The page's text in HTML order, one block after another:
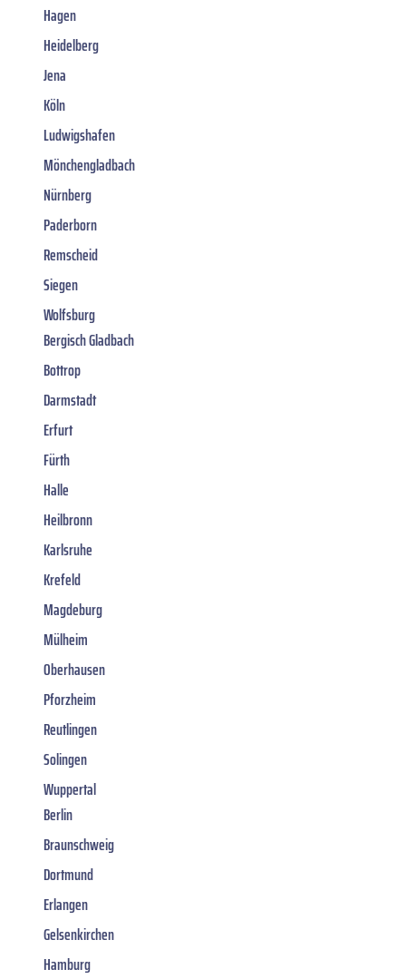
Hagen
Heidelberg
Jena
Köln
Ludwigshafen
Mönchengladbach
Nürnberg
Paderborn
Remscheid
Siegen
Wolfsburg
Bergisch Gladbach
Bottrop
Darmstadt
Erfurt
Fürth
Halle
Heilbronn
Karlsruhe
Krefeld
Magdeburg
Mülheim
Oberhausen
Pforzheim
Reutlingen
Solingen
Wuppertal
Berlin
Braunschweig
Dortmund
Erlangen
Gelsenkirchen
Hamburg